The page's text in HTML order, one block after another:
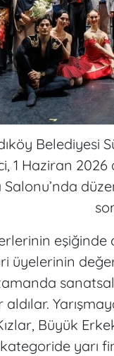
Belediyesi
1 Haziran
eşiğinde
üyelerinin
Büyük
yarı